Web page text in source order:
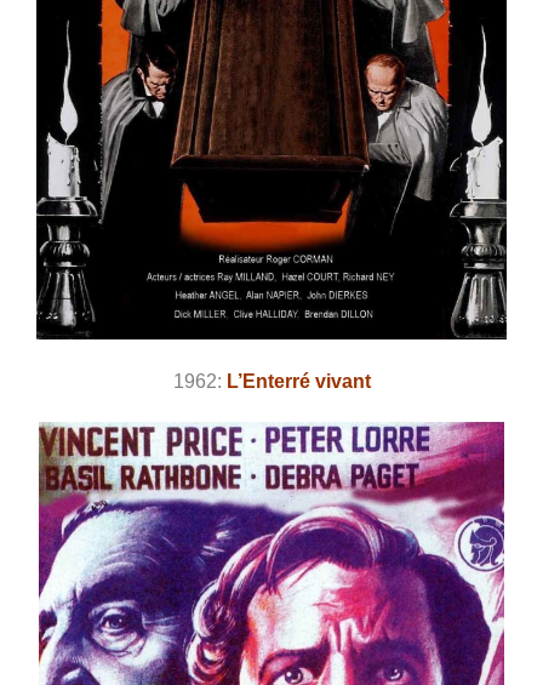
1962: L’Enterré vivant